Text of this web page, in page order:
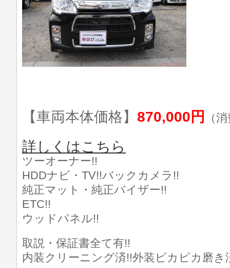
【車両本体価格】 870,000円 （
詳しくはこちら
ツーオーナー!!
HDDナビ・TV!!バックカメラ!!
純正マット・純正バイザー!!
ETC!!
ウッドパネル!!
取説・保証書全て有!!
内装クリーニング済!!外装ピカピカ磨き